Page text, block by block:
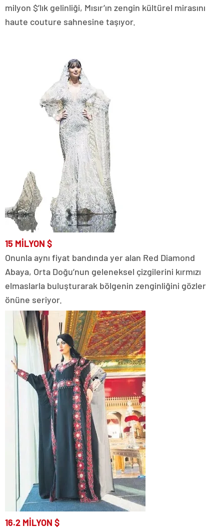
milyon $’lık gelinliği, Mısır’ın zengin kültürel mirasını
haute couture sahnesine taşıyor.
15 MİLYON $
Onunla aynı fiyat bandında yer alan Red Diamond
Abaya, Orta Doğu’nun geleneksel çizgilerini kırmızı
elmaslarla buluşturarak bölgenin zenginliğini gözler
önüne seriyor.
16.2 MİLYON $